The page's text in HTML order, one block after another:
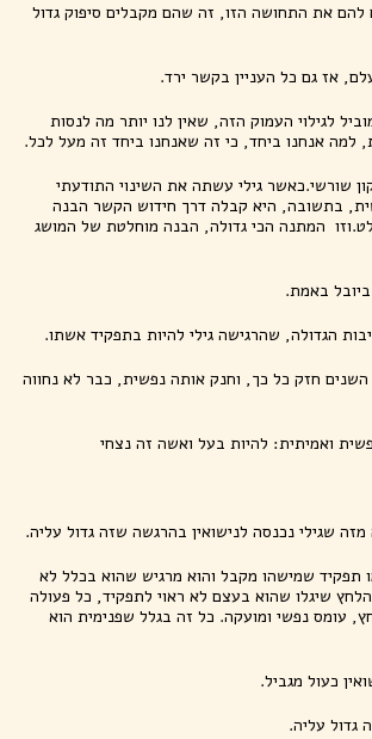
את התחושה הזו, זה שהם מקבלים סיפוק גדול
אז גם כל העניין בקשר ירד.
לגילוי העמוק הזה, שאין לנו יותר מה לנסות
למה אנחנו ביחד, כי זה שאנחנו ביחד זה מעל לכל.
שורשי.כאשר גילי עשתה את השינוי התודעתי
בתשובה, היא קבלה דרך חידוש הקשר הבנה
המתנה הכי גדולה, הבנה מוחלטת של המושג
ביובל באמת.
הגדולה, שהרגישה גילי להיות בתפקיד אשתו.
חזק כל כך, וחנק אותה נפשית, כבר לא נחווה
ואמיתית: להיות בעל ואשה זה נצחי
שגילי נכנסה לנישואין בהרגשה שזה גדול עליה.
תפקיד שמישהו מקבל והוא מרגיש שהוא בכלל לא
שיגלו שהוא בעצם לא ראוי לתפקיד, כל פעולה
עומס נפשי ומועקה. כל זה בגלל שפנימית הוא
כעול מגביל.
גדול עליה.